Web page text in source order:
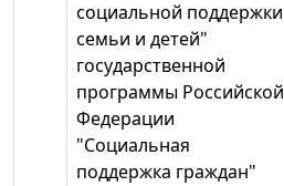
социальной поддержки
семьи и детей"
государственной
программы Российской
Федерации
"Социальная
поддержка граждан"